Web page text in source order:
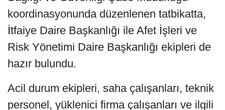
koordinasyonunda düzenlenen tatbikatta,
İtfaiye Daire Başkanlığı ile Afet İşleri ve
Risk Yönetimi Daire Başkanlığı ekipleri de
hazır bulundu.
Acil durum ekipleri, saha çalışanları, teknik
personel, yüklenici firma çalışanları ve ilgili